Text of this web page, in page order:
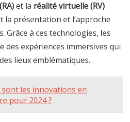
et la réalité virtuelle (RV)
la présentation et l’approche
Grâce à ces technologies, les
des expériences immersives qui
lieux emblématiques.
sont les innovations en
pour 2024 ?